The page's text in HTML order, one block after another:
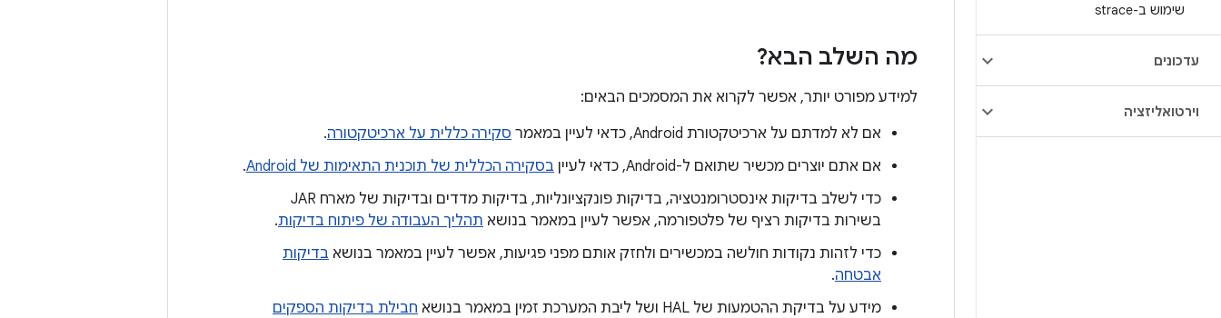
שימוש ב-strace
עדכונים
וירטואליזציה
מה השלב הבא?
למידע מפורט יותר, אפשר לקרוא את המסמכים הבאים:
אם לא למדתם על ארכיטקטורת Android, כדאי לעיין במאמר
סקירה כללית על ארכיטקטורה.
אם אתם יוצרים מכשיר שתואם ל-Android, כדאי לעיין
בסקירה הכללית של תוכנית התאימות של Android
.
כדי לשלב בדיקות אינסטרומנטציה, בדיקות פונקציונליות, בדיקות מדדים ובדיקות של מארח JAR
בשירות בדיקות רציף של פלטפורמה, אפשר לעיין במאמר בנושא תהליך העבודה של פיתוח בדיקות.
כדי לזהות נקודות חולשה במכשירים ולחזק אותם מפני פגיעות, אפשר לעיין במאמר בנושא בדיקות
אבטחה.
מידע על בדיקת ההטמעות של HAL ושל ליבת המערכת זמין במאמר בנושא
חבילת בדיקות הספקים